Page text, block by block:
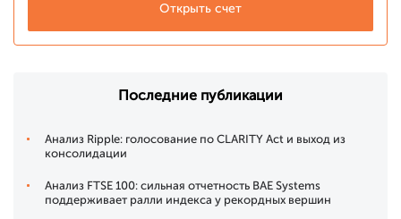
Открыть счет
Последние публикации
Анализ Ripple: голосование по CLARITY Act и выход из
консолидации
Анализ FTSE 100: сильная отчетность BAE Systems
поддерживает ралли индекса у рекордных вершин